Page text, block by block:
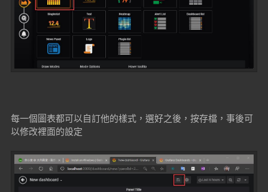
每一個圖表都可以自訂他的樣式，選好之後，按存檔，事後可
以修改裡面的設定